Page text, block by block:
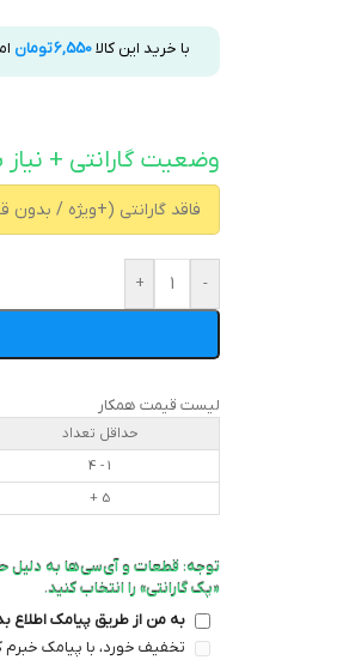
با خرید این کالا6,550تومان
وضعیت گارانتی + نیاز
-
+
لیست قیمت همکار
حداقل تعداد
1 - 4
5 +
توجه: قطعات و آی‌سی‌ها به دلیل
«پک گارانتی» را انتخاب کنید.
به من از طریق پیامک
تخفیف خورد، با پیامک خبرم